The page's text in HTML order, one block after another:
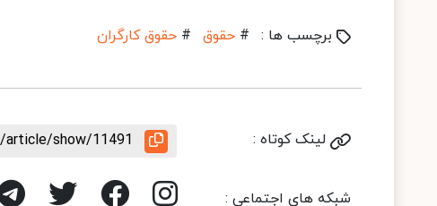
برچسب ها : # حقوق # حقوق کارگران
لینک کوتاه : show/11491
شبکه های اجتماعی :